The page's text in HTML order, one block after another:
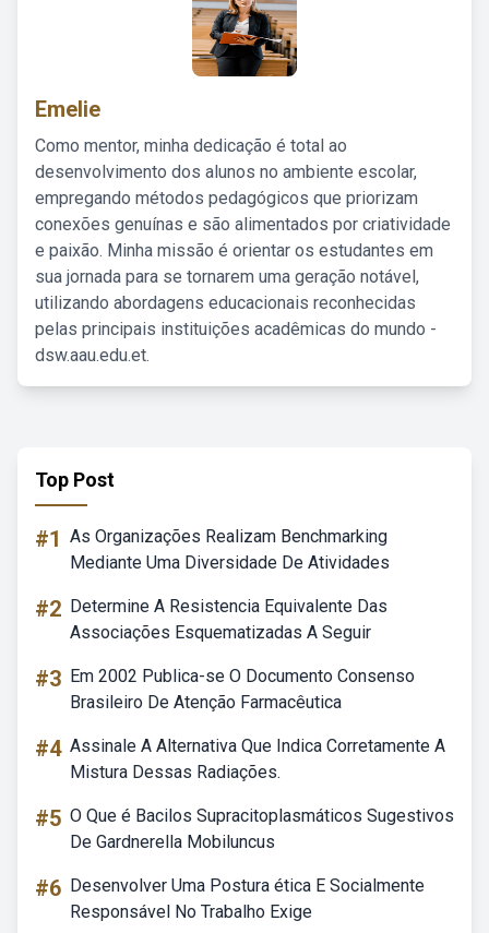
Emelie
Como mentor, minha dedicação é total ao
desenvolvimento dos alunos no ambiente escolar,
empregando métodos pedagógicos que priorizam
conexões genuínas e são alimentados por criatividade
e paixão. Minha missão é orientar os estudantes em
sua jornada para se tornarem uma geração notável,
utilizando abordagens educacionais reconhecidas
pelas principais instituições acadêmicas do mundo -
dsw.aau.edu.et.
Top Post
#1 As Organizações Realizam Benchmarking
Mediante Uma Diversidade De Atividades
#2 Determine A Resistencia Equivalente Das
Associações Esquematizadas A Seguir
#3 Em 2002 Publica-se O Documento Consenso
Brasileiro De Atenção Farmacêutica
#4 Assinale A Alternativa Que Indica Corretamente A
Mistura Dessas Radiações.
#5 O Que é Bacilos Supracitoplasmáticos Sugestivos
De Gardnerella Mobiluncus
#6 Desenvolver Uma Postura ética E Socialmente
Responsável No Trabalho Exige